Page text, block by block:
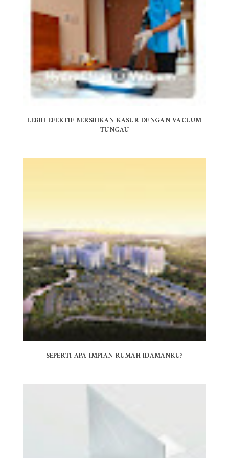
LEBIH EFEKTIF BERSIHKAN KASUR DENGAN VACUUM
TUNGAU
SEPERTI APA IMPIAN RUMAH IDAMANKU?